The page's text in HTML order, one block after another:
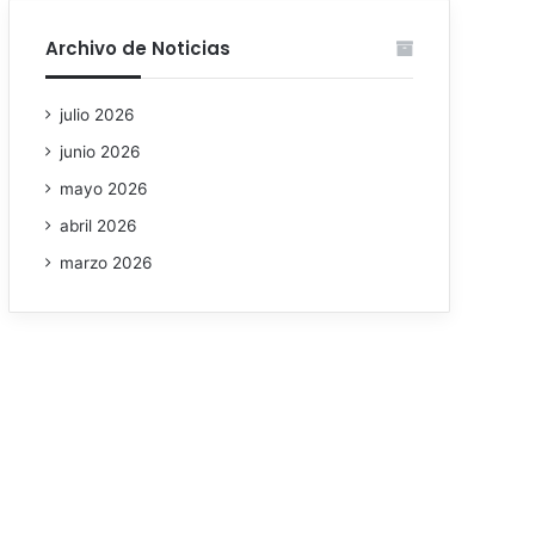
Archivo de Noticias
julio 2026
junio 2026
mayo 2026
abril 2026
marzo 2026